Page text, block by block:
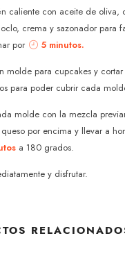
caliente con aceite de
crema y sazonador para
por
5 minutos.
molde para cupcakes y
para poder cubrir cada
molde con la mezcla
por encima y llevar a
a 180 grados.
y disfrutar.